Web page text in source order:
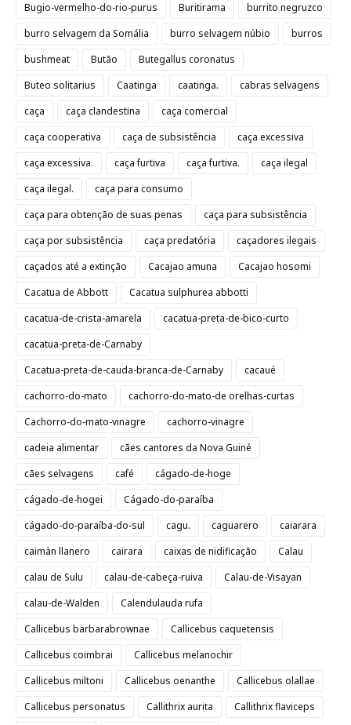
Bugio-vermelho-do-rio-purus
Buritirama
burrito negruzco
burro selvagem da Somália
burro selvagem núbio
burros
bushmeat
Butão
Butegallus coronatus
Buteo solitarius
Caatinga caatinga.
cabras selvagens
caça
caça clandestina
caça comercial
caça cooperativa
caça de subsistência
caça excessiva
caça excessiva.
caça furtiva caça furtiva.
caça ilegal
caça ilegal.
caça para consumo
caça para obtenção de suas penas
caça para subsistência
caça por subsistência
caça predatória
caçadores ilegais
caçados até a extinção
Cacajao amuna
Cacajao hosomi
Cacatua de Abbott
Cacatua sulphurea abbotti
cacatua-de-crista-amarela
cacatua-preta-de-bico-curto
cacatua-preta-de-Carnaby
Cacatua-preta-de-cauda-branca-de-Carnaby
cacaué
cachorro-do-mato
cachorro-do-mato-de orelhas-curtas
Cachorro-do-mato-vinagre
cachorro-vinagre
cadeia alimentar
cães cantores da Nova Guiné
cães selvagens
café
cágado-de-hoge
cágado-de-hogei
Cágado-do-paraíba
cágado-do-paraíba-do-sul
cagu. caguarero
caiarara
caimàn llanero
cairara caixas de nidificação
Calau
calau de Sulu
calau-de-cabeça-ruiva
Calau-de-Visayan
calau-de-Walden
Calendulauda rufa
Callicebus barbarabrownae
Callicebus caquetensis
Callicebus coimbrai
Callicebus melanochir
Callicebus miltoni
Callicebus oenanthe
Callicebus olallae
Callicebus personatus
Callithrix aurita
Callithrix flaviceps